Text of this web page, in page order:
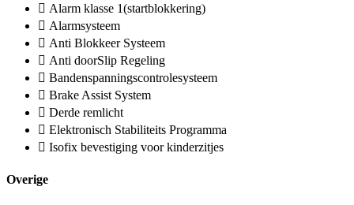
Alarm klasse 1(startblokkering)
Alarmsysteem
Anti Blokkeer Systeem
Anti doorSlip Regeling
Bandenspanningscontrolesysteem
Brake Assist System
Derde remlicht
Elektronisch Stabiliteits Programma
Isofix bevestiging voor kinderzitjes
Overige